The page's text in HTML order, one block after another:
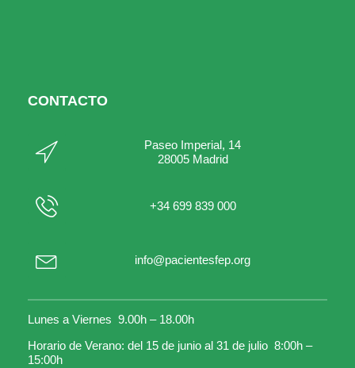
CONTACTO
Paseo Imperial, 14
28005 Madrid
+34 699 839 000
info@pacientesfep.org
Lunes a Viernes 9.00h – 18.00h
Horario de Verano: del 15 de junio al 31 de julio 8:00h –
15:00h